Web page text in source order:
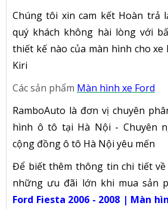
Chúng tôi xin cam kết Hoàn trả
quý khách không hài lòng với
thiết kế nào của màn hình cho xe
Kiri
Các sản phẩm Màn hình xe Ford
RamboAuto là đơn vị chuyên
hình ô tô tại Hà Nội - Chuyên
cộng đồng ô tô Hà Nội yêu mến
Để biết thêm thông tin chi tiết về
những ưu đãi lớn khi mua sản
Ford Fiesta 2006 - 2008 | Màn